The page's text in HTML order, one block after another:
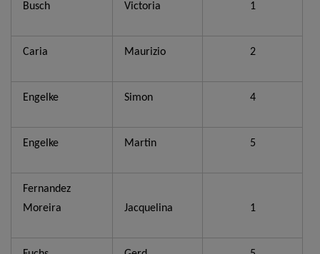
Busch Victoria 1
Caria Maurizio 2
Engelke Simon 4
Engelke Martin 5
Fernandez
Moreira
Jacquelina 1